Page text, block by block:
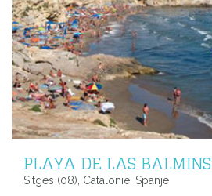
PLAYA DE LAS BALMINS
Sitges (08), Catalonië, Spanje